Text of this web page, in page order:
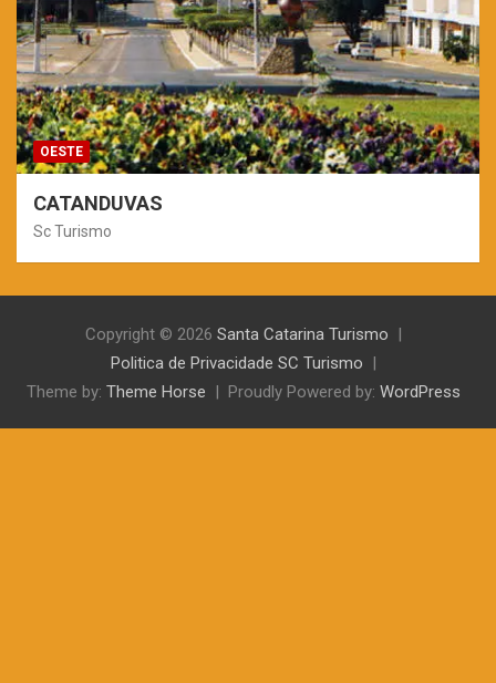
OESTE
CATANDUVAS
Sc Turismo
Copyright © 2026 Santa Catarina Turismo
Politica de Privacidade SC Turismo
Theme by: Theme Horse Proudly Powered by: WordPress